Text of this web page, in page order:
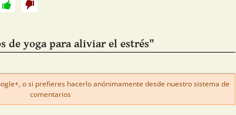
de yoga para aliviar el estrés"
o si prefieres hacerlo anónimamente desde nuestro sistema de
comentarios